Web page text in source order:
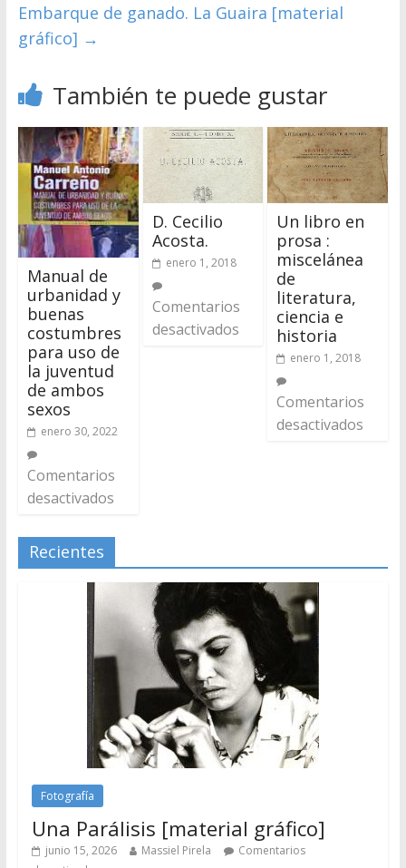
Embarque de ganado. La Guaira [material
gráfico] →
También te puede gustar
Manual de
urbanidad y
buenas
costumbres
para uso de
la juventud
de ambos
sexos
enero 30, 2022
Comentarios
desactivados
D. Cecilio
Acosta.
enero 1, 2018
Comentarios
desactivados
Un libro en
prosa :
miscelánea
de
literatura,
ciencia e
historia
enero 1, 2018
Comentarios
desactivados
Recientes
Fotografía
Una Parálisis [material gráfico]
junio 15, 2026 Massiel Pirela
Comentarios